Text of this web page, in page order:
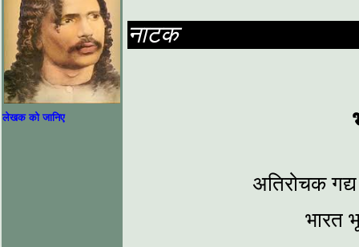
लेखक को जानिए
नाटक
अतिरोचक
भारत